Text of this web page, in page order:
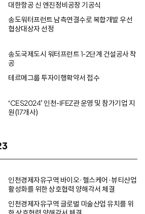
대한항공 신 엔진정비공장 기공식
송도워터프런트 남측연결수로 복합개발 우선
협상대상자 선정
송도국제도시 워터프런트 1-2단계 건설공사 착
공
테르메그룹 투자이행확약서 접수
‘CES2024’ 인천-IFEZ관 운영 및 참가기업 지
원(17개사)
인천경제자유구역 바이오·헬스케어·뷰티산업
활성화를 위한 상호협력 양해각서 체결
인천경제자유구역 글로벌 미술산업 유치를 위